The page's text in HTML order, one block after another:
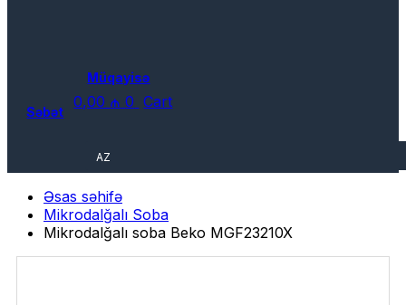
Müqayisə
0,00 ₼ 0 Cart
Səbət
AZ
Əsas səhifə
Mikrodalğalı Soba
Mikrodalğalı soba Beko MGF23210X